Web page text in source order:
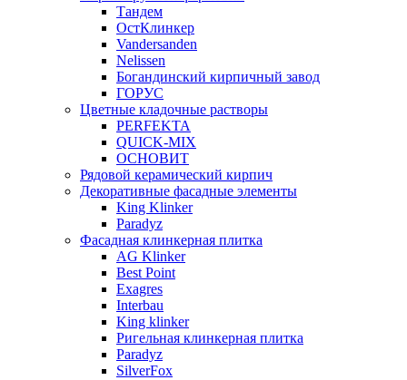
Тандем
ОстКлинкер
Vandersanden
Nelissen
Богандинский кирпичный завод
ГОРУС
Цветные кладочные растворы
PERFEKTA
QUICK-MIX
ОСНОВИТ
Рядовой керамический кирпич
Декоративные фасадные элементы
King Klinker
Paradyz
Фасадная клинкерная плитка
AG Klinker
Best Point
Exagres
Interbau
King klinker
Ригельная клинкерная плитка
Paradyz
SilverFox